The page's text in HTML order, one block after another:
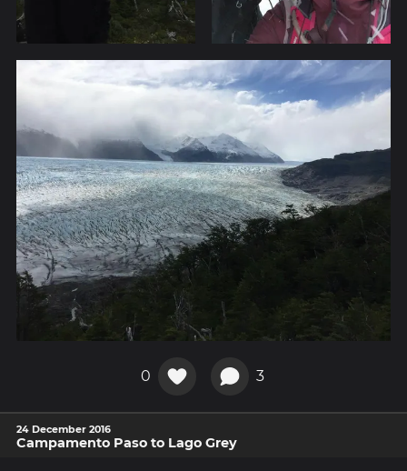
0 3
24 December 2016
Campamento Paso to Lago Grey